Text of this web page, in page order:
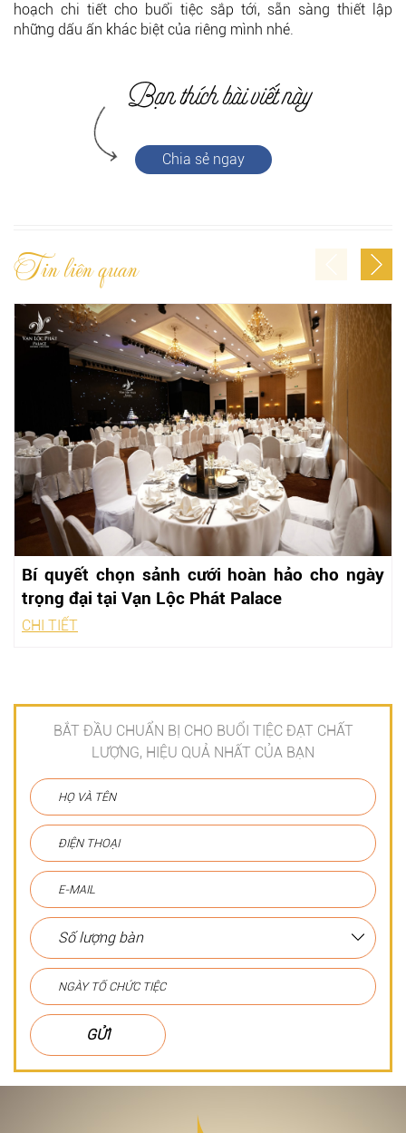
hoạch chi tiết cho buổi tiệc sắp tới, sẵn sàng thiết lập
những dấu ấn khác biệt của riêng mình nhé.
Chia sẻ ngay
Tin liên quan
Bí quyết chọn sảnh cưới hoàn hảo cho ngày
trọng đại tại Vạn Lộc Phát Palace
CHI TIẾT
BẮT ĐẦU CHUẨN BỊ CHO BUỔI TIỆC ĐẠT CHẤT
LƯỢNG, HIỆU QUẢ NHẤT CỦA BẠN
GỬI